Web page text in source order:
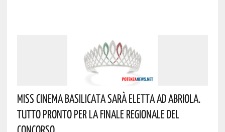
Miss Cinema Basilicata Sarà Eletta Ad Abriola.
Tutto Pronto Per La Finale Regionale Del